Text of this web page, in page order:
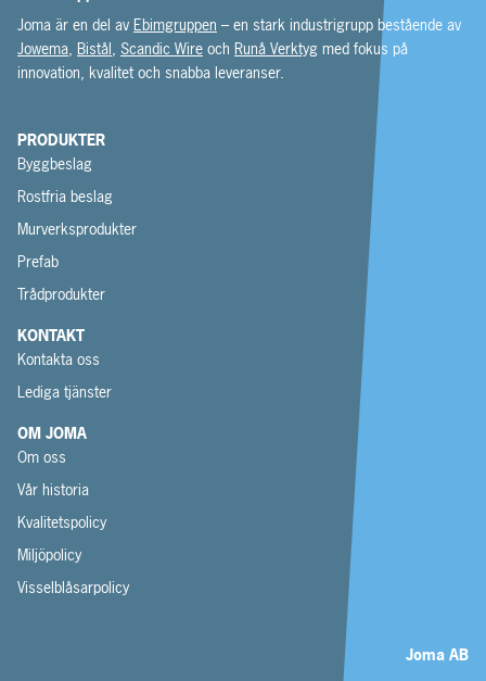
Joma är en del av Ebimgruppen – en stark industrigrupp bestående av
Jowema, Bistål, Scandic Wire och Runå Verktyg med fokus på
innovation, kvalitet och snabba leveranser.
PRODUKTER
Byggbeslag
Rostfria beslag
Murverksprodukter
Prefab
Trådprodukter
KONTAKT
Kontakta oss
Lediga tjänster
OM JOMA
Om oss
Vår historia
Kvalitetspolicy
Miljöpolicy
Visselblåsarpolicy
Joma AB